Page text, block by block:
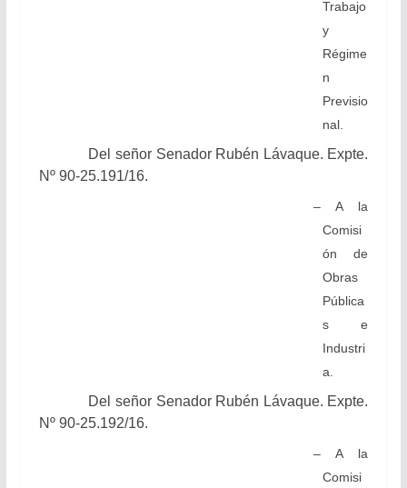
Trabajo
y
Régime
n
Previsio
nal.
Del señor Senador Rubén Lávaque. Expte.
Nº 90-25.191/16.
– A la
Comisi
ón de
Obras
Pública
s e
Industri
a.
Del señor Senador Rubén Lávaque. Expte.
Nº 90-25.192/16.
– A la
Comisi